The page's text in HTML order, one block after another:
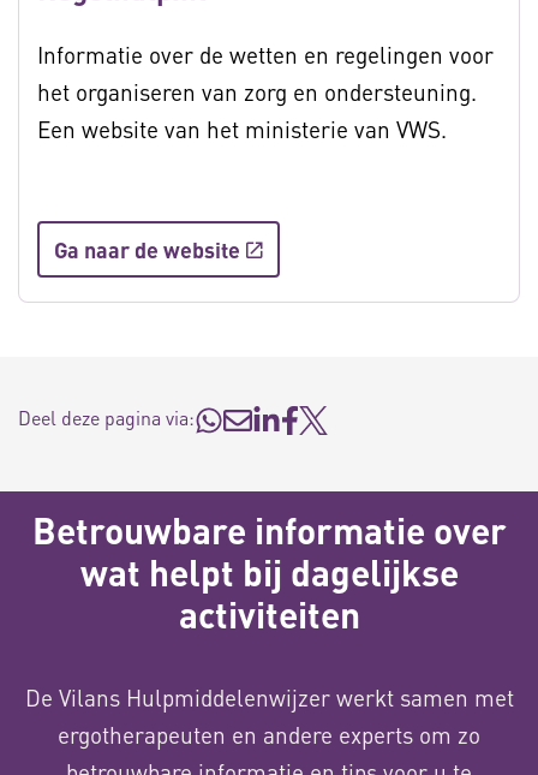
Informatie over de wetten en regelingen voor
het organiseren van zorg en ondersteuning.
Een website van het ministerie van VWS.
Ga naar de website
Deel deze pagina via:
Betrouwbare informatie over
wat helpt bij dagelijkse
activiteiten
De Vilans Hulpmiddelenwijzer werkt samen met
ergotherapeuten en andere experts om zo